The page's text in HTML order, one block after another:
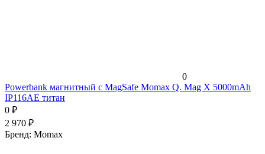
0
Powerbank магнитный с MagSafe Momax Q. Mag X 5000mAh
IP116AE титан
0 ₽
2 970 ₽
Бренд: Momax